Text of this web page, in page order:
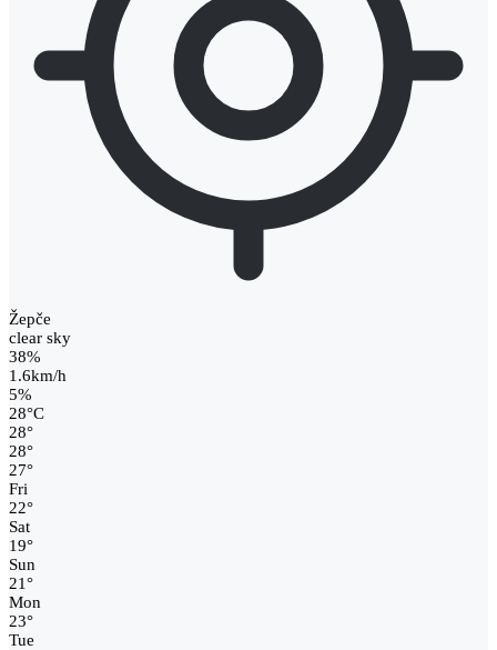
Žepče
clear sky
38%
1.6km/h
5%
28°C
28°
28°
27°
Fri
22°
Sat
19°
Sun
21°
Mon
23°
Tue